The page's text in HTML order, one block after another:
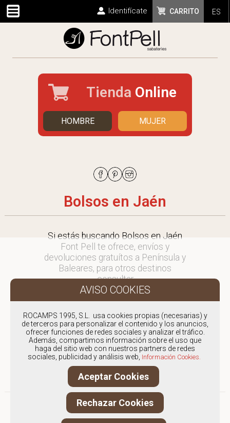
ES
CARRITO
Identifícate
Tienda Online
HOMBRE MUJER
Bolsos en Jaén
Si estás buscando Bolsos en Jaén
Font Pell te ofrece, envíos y
devoluciones gratuítos a Península y
Baleares, para otros destinos
consultar
en comercial@fontpell.com.
Los envíos a Jaén gestionados
entre semana se entregarán en
menos de 48 horas; los pedidos
realizados en fin de semana, el
producto se enviará a partir del
lunes.
ROCAMPS 1995, S.L. usa cookies propias (necesarias) y
de terceros para personalizar el contenido y los anuncios,
ofrecer funciones de redes sociales y analizar el tráfico.
Además, compartimos información sobre el uso que
haga del sitio web con nuestros partners de redes
sociales, publicidad y análisis web, Información Cookies.
Aceptar Cookies
Rechazar Cookies